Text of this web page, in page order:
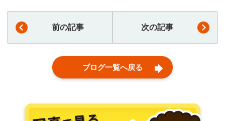
前の記事 次の記事
ブログ一覧へ戻る